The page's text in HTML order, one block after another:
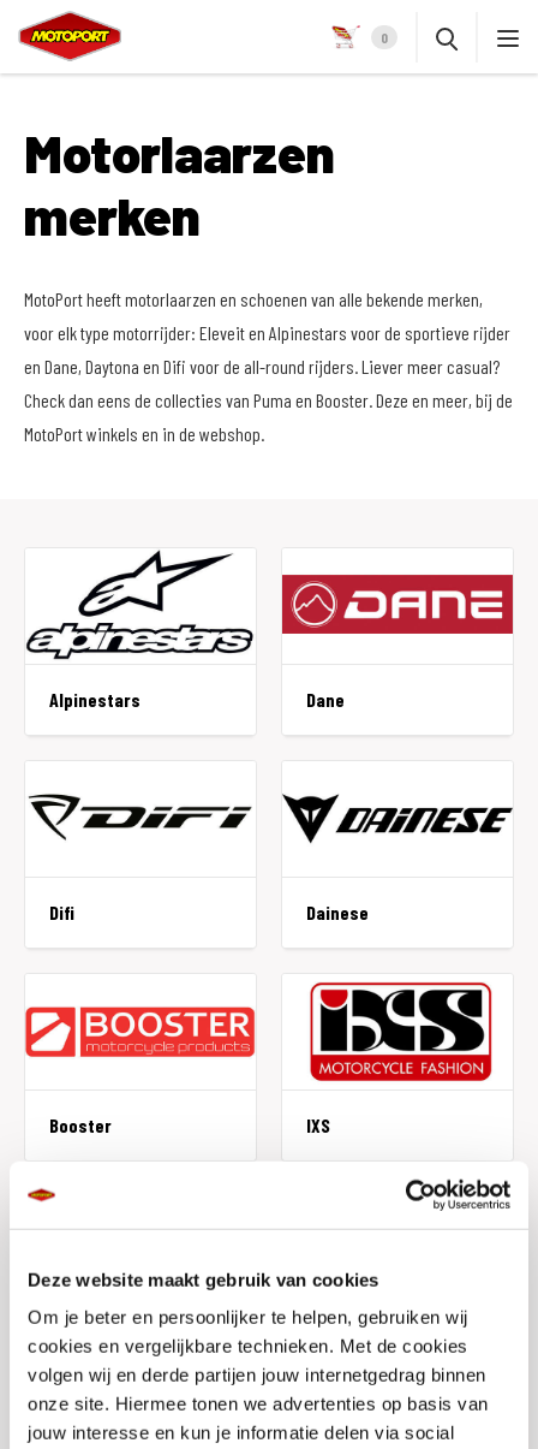
Deze website maakt gebruik van cookies
Om je beter en persoonlijker te helpen, gebruiken wij
cookies en vergelijkbare technieken. Met de cookies
volgen wij en derde partijen jouw internetgedrag binnen
onze site. Hiermee tonen we advertenties op basis van
jouw interesse en kun je informatie delen via social
0
Motorlaarzen
merken
MotoPort heeft motorlaarzen en schoenen van alle bekende merken,
voor elk type motorrijder: Eleveit en Alpinestars voor de sportieve rijder
en Dane, Daytona en Difi voor de all-round rijders. Liever meer casual?
Check dan eens de collecties van Puma en Booster. Deze en meer, bij de
MotoPort winkels en in de webshop.
Alpinestars Dane
Difi Dainese
Booster IXS
Daytona Forma